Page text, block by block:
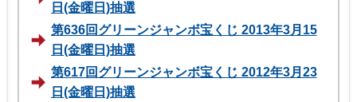
日(金曜日)抽選
第636回グリーンジャンボ宝くじ 2013年3月15
日(金曜日)抽選
第617回グリーンジャンボ宝くじ 2012年3月23
日(金曜日)抽選